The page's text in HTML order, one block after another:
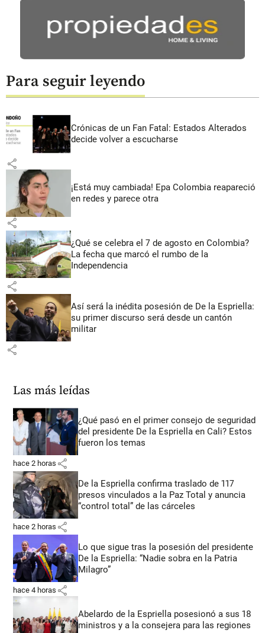
Para seguir leyendo
Crónicas de un Fan Fatal: Estados Alterados
decide volver a escucharse
share
¡Está muy cambiada! Epa Colombia reapareció
en redes y parece otra
share
¿Qué se celebra el 7 de agosto en Colombia?
La fecha que marcó el rumbo de la
Independencia
share
Así será la inédita posesión de De la Espriella:
su primer discurso será desde un cantón
militar
share
Las más leídas
¿Qué pasó en el primer consejo de seguridad
del presidente De la Espriella en Cali? Estos
fueron los temas
hace 2 horas share
De la Espriella confirma traslado de 117
presos vinculados a la Paz Total y anuncia
“control total” de las cárceles
hace 2 horas share
Lo que sigue tras la posesión del presidente
De la Espriella: “Nadie sobra en la Patria
Milagro”
hace 4 horas share
Abelardo de la Espriella posesionó a sus 18
ministros y a la consejera para las regiones